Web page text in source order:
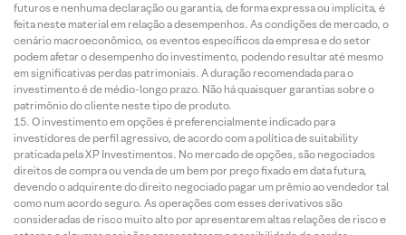
futuros e nenhuma declaração ou garantia, de forma expressa ou implícita, é
feita neste material em relação a desempenhos. As condições de mercado, o
cenário macroeconômico, os eventos específicos da empresa e do setor
podem afetar o desempenho do investimento, podendo resultar até mesmo
em significativas perdas patrimoniais. A duração recomendada para o
investimento é de médio-longo prazo. Não há quaisquer garantias sobre o
patrimônio do cliente neste tipo de produto.
O investimento em opções é preferencialmente indicado para
investidores de perfil agressivo, de acordo com a política de suitability
praticada pela XP Investimentos. No mercado de opções, são negociados
direitos de compra ou venda de um bem por preço fixado em data futura,
devendo o adquirente do direito negociado pagar um prêmio ao vendedor tal
como num acordo seguro. As operações com esses derivativos são
consideradas de risco muito alto por apresentarem altas relações de risco e